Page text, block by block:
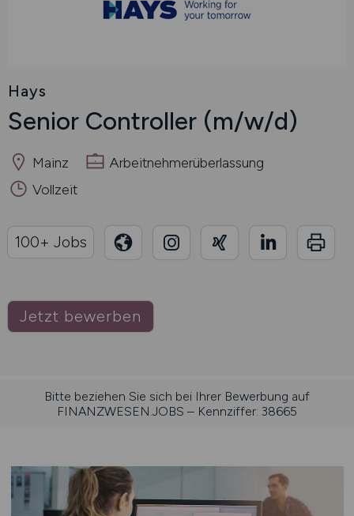
Hays
Senior Controller (m/w/d)
Mainz
Arbeitnehmerüberlassung
Vollzeit
Jetzt bewerben
100+ Jobs
Bitte beziehen Sie sich bei Ihrer Bewerbung auf
FINANZWESEN.JOBS – Kennziffer: 38665